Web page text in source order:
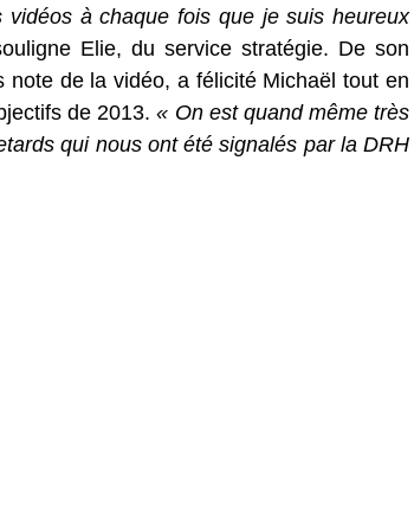
à chaque fois que je suis heureux
Elie, du service stratégie. De son
de la vidéo, a félicité Michaël tout en
de 2013.« On est quand même très
qui nous ont été signalés par la DRH